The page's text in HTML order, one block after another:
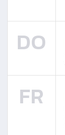
DO
FR